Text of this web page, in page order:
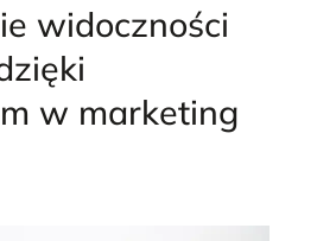
widoczności
w marketing